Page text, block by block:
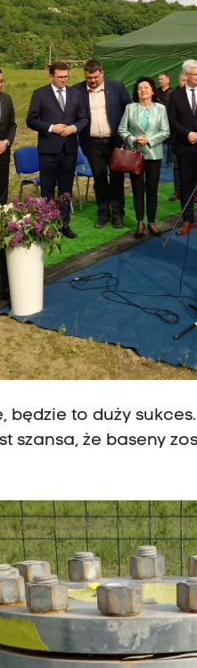
będzie to duży
szansa, że baseny